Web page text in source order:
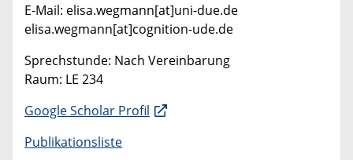
E-Mail: elisa.wegmann[at]uni-due.de
elisa.wegmann[at]cognition-ude.de
Sprechstunde: Nach Vereinbarung
Raum: LE 234
Google Scholar Profil
Publikationsliste